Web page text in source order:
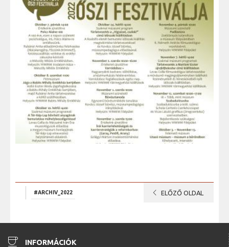
#ARCHIV_2022 chevron_left ELŐZŐ OLDAL
coffee INFORMÁCIÓK